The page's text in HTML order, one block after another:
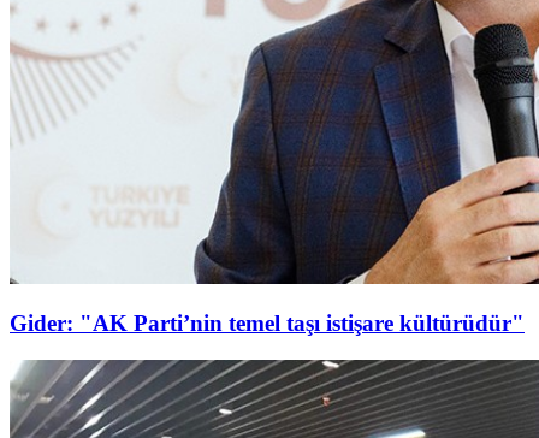
Gider: "AK Parti’nin temel taşı istişare kültürüdür"